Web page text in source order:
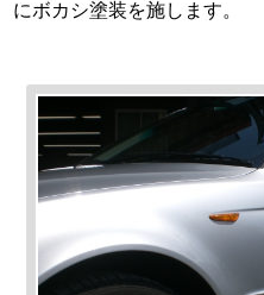
にボカシ塗装を施します。